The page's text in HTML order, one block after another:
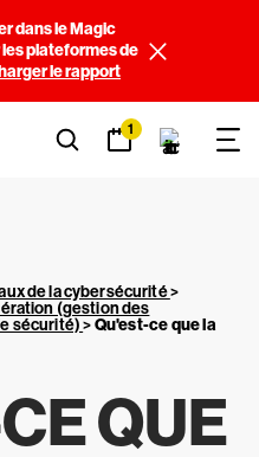
dans le Magic
plateformes de
le rapport
1
de la cybersécurité>
(gestion des
sécurité)>Qu'est-ce que la
QUE